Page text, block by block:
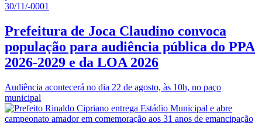
30/11/-0001
Prefeitura de Joca Claudino convoca
população para audiência pública do PPA
2026-2029 e da LOA 2026
Audiência acontecerá no dia 22 de agosto, às 10h, no paço
municipal